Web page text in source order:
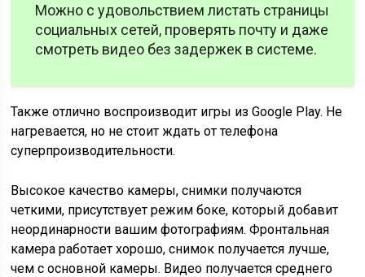
Можно с удовольствием листать страницы
социальных сетей, проверять почту и даже
смотреть видео без задержек в системе.
Также отлично воспроизводит игры из Google Play. Не
нагревается, но не стоит ждать от телефона
суперпроизводительности.
Высокое качество камеры, снимки получаются
четкими, присутствует режим боке, который добавит
неординарности вашим фотографиям. Фронтальная
камера работает хорошо, снимок получается лучше,
чем с основной камеры. Видео получается среднего